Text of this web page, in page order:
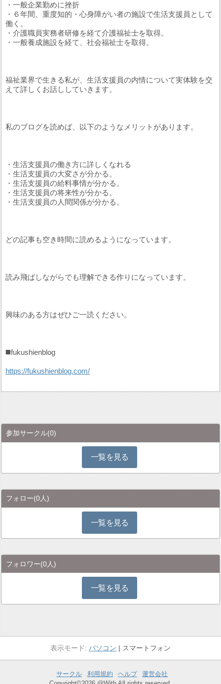
・一般企業勤めに挫折
・６年間、重度知的・心身障がい者の施設で生活支援員として
働く。
・介護職員実務者研修を経て介護福祉士を取得。
・一般養成施設を経て、社会福祉士を取得。
福祉業界で生きる私が、生活支援員の内情について実体験を交
えて詳しくお話ししていきます。
私のブログを読めば、以下のようなメリットがあります。
・生活支援員の働き方に詳しくなれる
・生活支援員の大変さが分かる。
・生活支援員の給料事情が分かる。
・生活支援員の将来性が分かる。
・生活支援員の人間関係が分かる。
どの記事も空き時間に読めるようになっています。
読み飛ばしながらでも理解できる作りになっています。
興味のある方はぜひご一読ください。
◼️fukushienblog
https://fukushienblog.com/
参加サークル(0)
一覧を見る
フォロー(0人)
一覧を見る
フォロワー(0人)
一覧を見る
パソコン スマートフォン
サークル 利用規約 ヘルプ
運営会社